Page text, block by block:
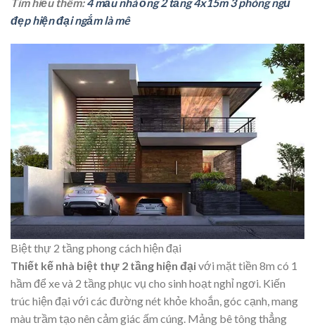
Tìm hiểu thêm:4 mẫu nhà ống 2 tầng 4x15m 3 phòng ngủ
đẹp hiện đại ngắm là mê
Biệt thự 2 tầng phong cách hiện đại
Thiết kế nhà biệt thự 2 tầng hiện đạivới mặt tiền 8m có 1
hầm để xe và 2 tầng phục vụ cho sinh hoạt nghỉ ngơi. Kiến
trúc hiện đại với các đường nét khỏe khoắn, góc cạnh, mang
màu trầm tạo nên cảm giác ấm cúng. Mảng bê tông thẳng